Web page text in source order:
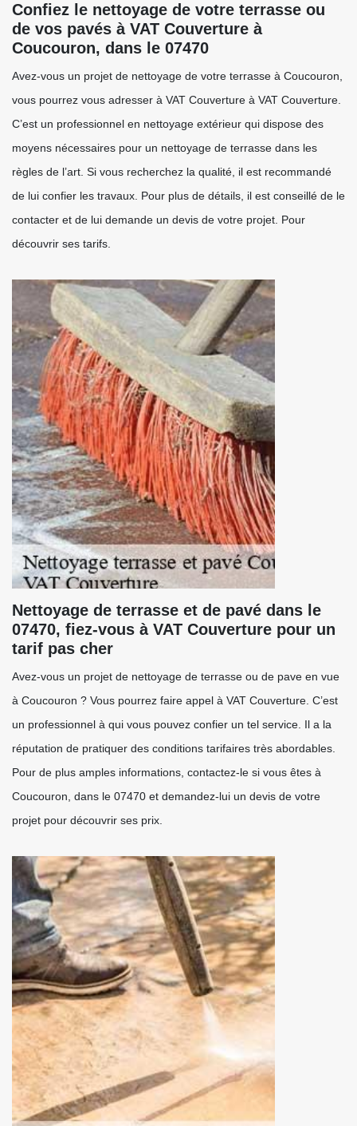
Confiez le nettoyage de votre terrasse ou
de vos pavés à VAT Couverture à
Coucouron, dans le 07470
Avez-vous un projet de nettoyage de votre terrasse à Coucouron,
vous pourrez vous adresser à VAT Couverture à VAT Couverture.
C’est un professionnel en nettoyage extérieur qui dispose des
moyens nécessaires pour un nettoyage de terrasse dans les
règles de l’art. Si vous recherchez la qualité, il est recommandé
de lui confier les travaux. Pour plus de détails, il est conseillé de le
contacter et de lui demande un devis de votre projet. Pour
découvrir ses tarifs.
Nettoyage de terrasse et de pavé dans le
07470, fiez-vous à VAT Couverture pour un
tarif pas cher
Avez-vous un projet de nettoyage de terrasse ou de pave en vue
à Coucouron ? Vous pourrez faire appel à VAT Couverture. C’est
un professionnel à qui vous pouvez confier un tel service. Il a la
réputation de pratiquer des conditions tarifaires très abordables.
Pour de plus amples informations, contactez-le si vous êtes à
Coucouron, dans le 07470 et demandez-lui un devis de votre
projet pour découvrir ses prix.